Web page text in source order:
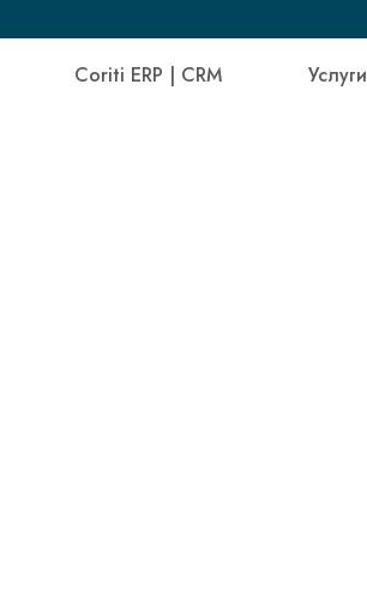
Coriti ERP | CRM Услуги